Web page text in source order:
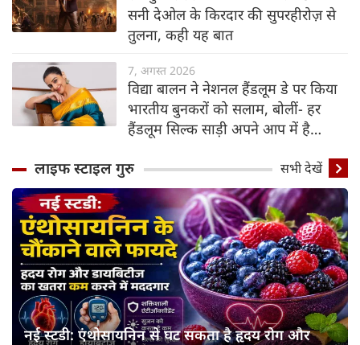
सनी देओल के किरदार की सुपरहीरोज़ से
तुलना, कही यह बात
7, अगस्त 2026
विद्या बालन ने नेशनल हैंडलूम डे पर किया
भारतीय बुनकरों को सलाम, बोलीं- हर
हैंडलूम सिल्क साड़ी अपने आप में है
लाइफ स्‍टाइल गुरु सभी देखें
नई स्टडी: एंथोसायनिन से घट सकता है हृदय रोग और